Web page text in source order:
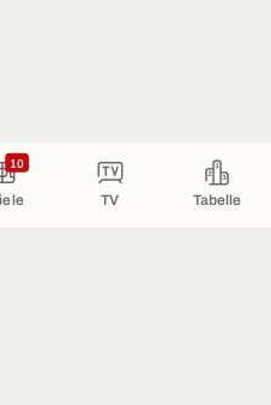
10
TV Tabelle